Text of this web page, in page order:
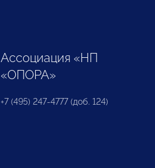
Ассоциация «НП
«ОПОРА»
+7 (495) 247-4777 (доб. 124)